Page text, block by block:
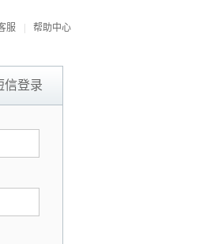
服 帮助中心
信登录